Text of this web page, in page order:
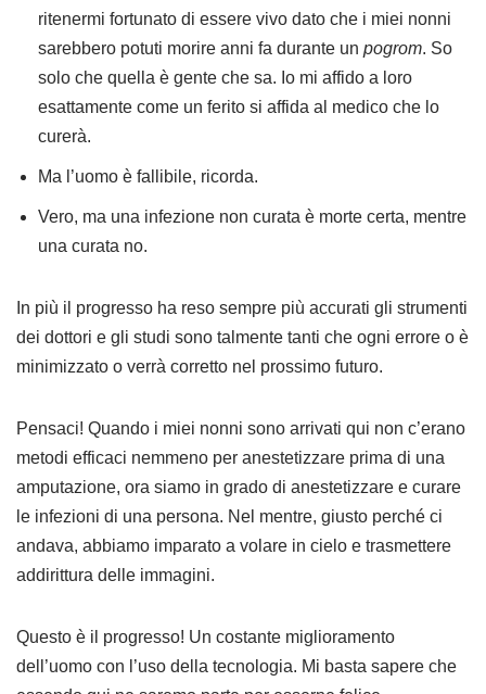
ritenermi fortunato di essere vivo dato che i miei nonni
sarebbero potuti morire anni fa durante un pogrom. So
solo che quella è gente che sa. Io mi affido a loro
esattamente come un ferito si affida al medico che lo
curerà.
Ma l’uomo è fallibile, ricorda.
Vero, ma una infezione non curata è morte certa, mentre
una curata no.
In più il progresso ha reso sempre più accurati gli strumenti
dei dottori e gli studi sono talmente tanti che ogni errore o è
minimizzato o verrà corretto nel prossimo futuro.
Pensaci! Quando i miei nonni sono arrivati qui non c’erano
metodi efficaci nemmeno per anestetizzare prima di una
amputazione, ora siamo in grado di anestetizzare e curare
le infezioni di una persona. Nel mentre, giusto perché ci
andava, abbiamo imparato a volare in cielo e trasmettere
addirittura delle immagini.
Questo è il progresso! Un costante miglioramento
dell’uomo con l’uso della tecnologia. Mi basta sapere che